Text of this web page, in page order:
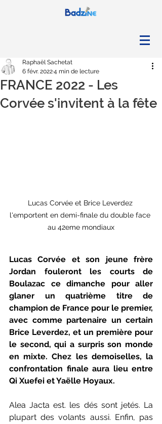
FRANCE 2022 - Les
Corvée s'invitent à la fête
Raphaël Sachetat
6 févr. 20224 min de lecture
Lucas Corvée et Brice Leverdez
l'emportent en demi-finale du double face
au 42eme mondiaux
Lucas Corvée et son jeune frère
Jordan fouleront les courts de
Boulazac ce dimanche pour aller
glaner un quatrième titre de
champion de France pour le premier,
avec comme partenaire un certain
Brice Leverdez, et un première pour
le second, qui a surpris son monde
en mixte. Chez les demoiselles, la
confrontation finale aura lieu entre
Qi Xuefei et Yaëlle Hoyaux.
Alea Jacta est. les dés sont jetés. La
plupart des volants aussi. Enfin, pas